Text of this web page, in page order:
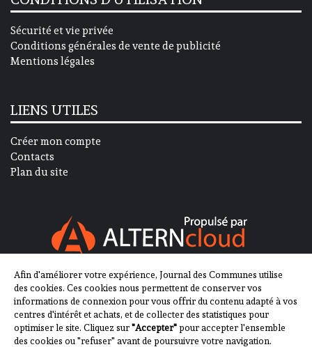
Sécurité et vie privée
Conditions générales de vente de publicité
Mentions légales
LIENS UTILES
Créer mon compte
Contacts
Plan du site
SUIVEZ-NOUS SUR
Afin d'améliorer votre expérience, Journal des Communes utilise
des cookies. Ces cookies nous permettent de conserver vos
informations de connexion pour vous offrir du contenu adapté à vos
centres d'intérêt et achats, et de collecter des statistiques pour
optimiser le site. Cliquez sur"Accepter"pour accepter l'ensemble
des cookies ou "refuser" avant de poursuivre votre navigation.